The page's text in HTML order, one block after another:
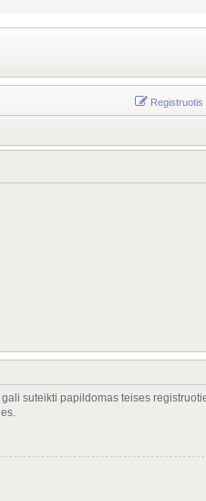
Registruotis
suteikti papildomas teises